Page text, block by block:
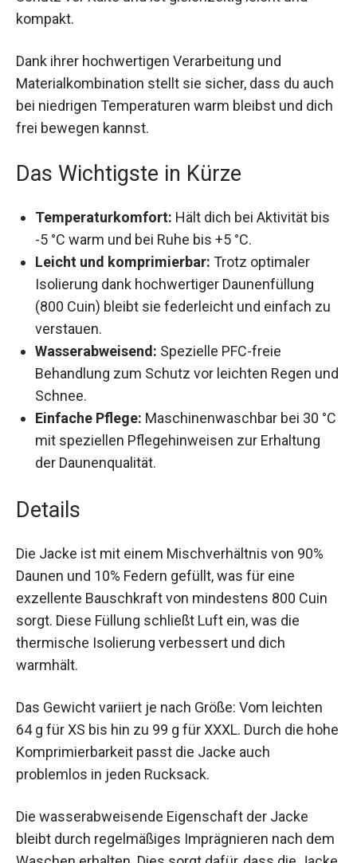
kompakt.
Dank ihrer hochwertigen Verarbeitung und
Materialkombination stellt sie sicher, dass du
auch bei niedrigen Temperaturen warm bleibst
und dich frei bewegen kannst.
Das Wichtigste in Kürze
Temperaturkomfort: Hält dich bei Aktivität
bis -5 °C warm und bei Ruhe bis +5 °C.
Leicht und komprimierbar: Trotz optimaler
Isolierung dank hochwertiger Daunenfüllung
(800 Cuin) bleibt sie federleicht und einfach
zu verstauen.
Wasserabweisend: Spezielle PFC-freie
Behandlung zum Schutz vor leichten Regen
und Schnee.
Einfache Pflege: Maschinenwaschbar bei 30
°C mit speziellen Pflegehinweisen zur
Erhaltung der Daunenqualität.
Details
Die Jacke ist mit einem Mischverhältnis von 90%
Daunen und 10% Federn gefüllt, was für eine
exzellente Bauschkraft von mindestens 800 Cuin
sorgt. Diese Füllung schließt Luft ein, was die
thermische Isolierung verbessert und dich
warmhält.
Das Gewicht variiert je nach Größe: Vom leichten
64 g für XS bis hin zu 99 g für XXXL. Durch die
hohe Komprimierbarkeit passt die Jacke auch
problemlos in jeden Rucksack.
Die wasserabweisende Eigenschaft der Jacke
bleibt durch regelmäßiges Imprägnieren nach